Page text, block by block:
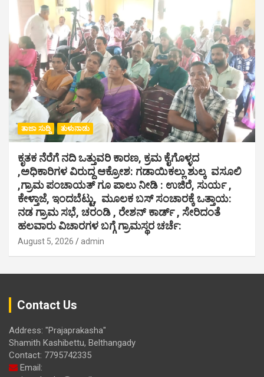
ತಾಜಾ ಸುದ್ದಿ ತುಳುನಾಡು
ಕೃತಕ ನೆರೆಗೆ ನದಿ ಒತ್ತುವರಿ ಕಾರಣ, ಕ್ರಮ ಕೈಗೊಳ್ಳದ
,ಅಧಿಕಾರಿಗಳ ವಿರುದ್ದ ಆಕ್ರೋಶ: ಗಡಾಯಿಕಲ್ಲು ಶುಲ್ಕ ವಸೂಲಿ
,ಗ್ರಾಮ ಪಂಚಾಯತ್ ಗೂ ಪಾಲು ನೀಡಿ : ಉಜಿರೆ, ಸುರ್ಯ ,
ಕೇಳ್ತಾಜೆ, ಇಂದಬೆಟ್ಟು, ಮೂಲಕ ಬಸ್ ಸಂಚಾರಕ್ಕೆ ಒತ್ತಾಯ:
ನಡ ಗ್ರಾಮ ಸಭೆ, ಚರಂಡಿ , ರೇಶನ್ ಕಾರ್ಡ್ , ಸೇರಿದಂತೆ
ಹಲವಾರು ವಿಚಾರಗಳ ಬಗ್ಗೆ ಗ್ರಾಮಸ್ಥರ ಚರ್ಚೆ:
August 5, 2026 admin
Contact Us
Address: "Prajaprakasha"
Shamith Kashibettu, Belthangady
Contact: 7795742335
Email: